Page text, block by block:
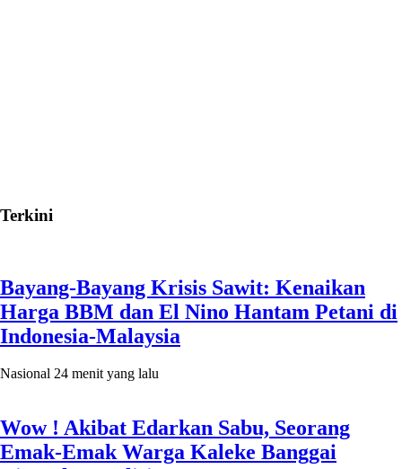
Terkini
Bayang-Bayang Krisis Sawit: Kenaikan
Harga BBM dan El Nino Hantam Petani di
Indonesia-Malaysia
Nasional 24 menit yang lalu
Wow ! Akibat Edarkan Sabu, Seorang
Emak-Emak Warga Kaleke Banggai